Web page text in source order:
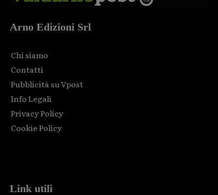
Arno Edizioni Srl
Chi siamo
Contatti
Pubblicità su Vpost
Info Legali
Privacy Policy
Cookie Policy
Link utili